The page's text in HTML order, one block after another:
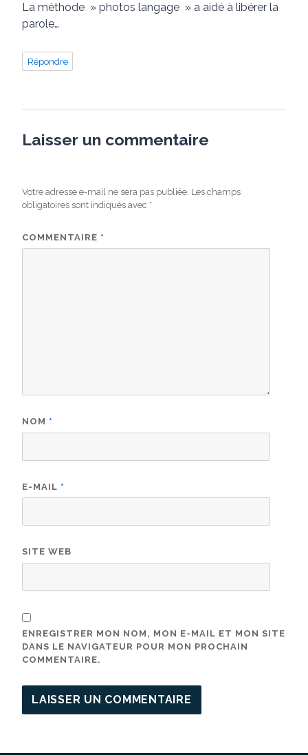
La méthode » photos langage » a aidé à libérer la
parole…
Répondre
Laisser un commentaire
Votre adresse e-mail ne sera pas publiée. Les champs
obligatoires sont indiqués avec *
COMMENTAIRE *
NOM *
E-MAIL *
SITE WEB
ENREGISTRER MON NOM, MON E-MAIL ET MON SITE
DANS LE NAVIGATEUR POUR MON PROCHAIN
COMMENTAIRE.